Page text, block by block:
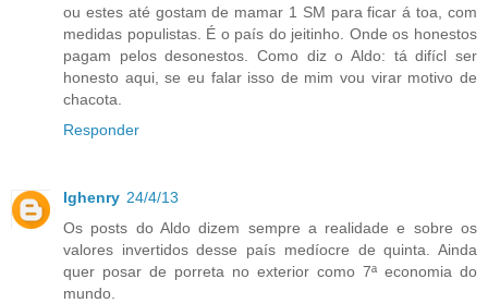
ou estes até gostam de mamar 1 SM para ficar á toa, com
medidas populistas. É o país do jeitinho. Onde os honestos
pagam pelos desonestos. Como diz o Aldo: tá difícl ser
honesto aqui, se eu falar isso de mim vou virar motivo de
chacota.
Responder
Ighenry 24/4/13
Os posts do Aldo dizem sempre a realidade e sobre os
valores invertidos desse país medíocre de quinta. Ainda
quer posar de porreta no exterior como 7ª economia do
mundo.